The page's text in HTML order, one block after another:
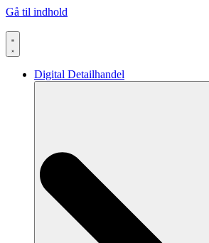
Gå til indhold
Digital Detailhandel